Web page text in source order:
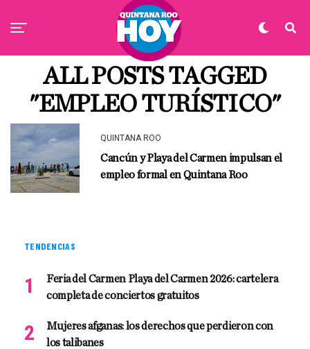
ALL POSTS TAGGED
"EMPLEO TURÍSTICO"
QUINTANA ROO
Cancún y Playa del Carmen impulsan el
empleo formal en Quintana Roo
TENDENCIAS
Feria del Carmen Playa del Carmen 2026: cartelera
completa de conciertos gratuitos
Mujeres afganas: los derechos que perdieron con
los talibanes